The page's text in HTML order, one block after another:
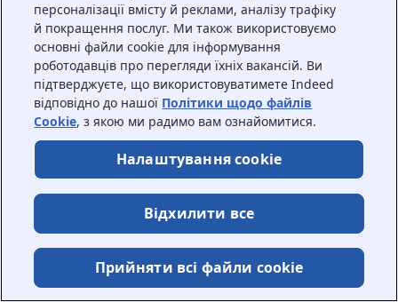
персоналізації вмісту й реклами, аналізу трафіку
й покращення послуг. Ми також використовуємо
основні файли cookie для інформування
роботодавців про перегляди їхніх вакансій. Ви
підтверджуєте, що використовуватимете Indeed
відповідно до нашої Політики щодо файлів
Cookie, з якою ми радимо вам ознайомитися.
Налаштування cookie
Відхилити все
Прийняти всі файли сookie